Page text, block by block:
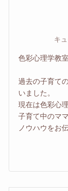
キ
色彩心理学教
過去の子育て
いました。
現在は色彩心
子育て中のマ
ノウハウをお